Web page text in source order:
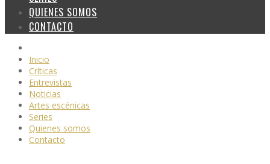
QUIENES SOMOS
CONTACTO
Inicio
Críticas
Entrevistas
Noticias
Artes escénicas
Series
Quienes somos
Contacto